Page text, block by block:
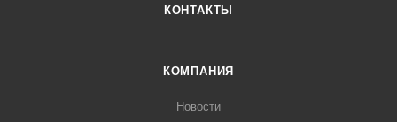
КОНТАКТЫ
КОМПАНИЯ
Новости